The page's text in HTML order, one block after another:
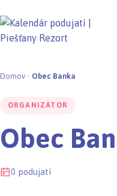
Domov Obec Banka
ORGANIZÁTOR
Obec
0 podujatí